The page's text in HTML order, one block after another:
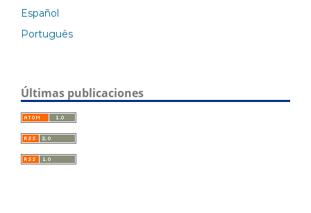
Español
Português
Últimas publicaciones